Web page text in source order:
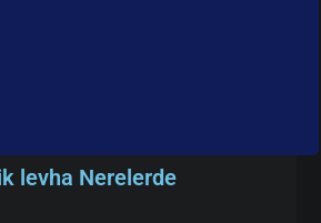
levha Nerelerde